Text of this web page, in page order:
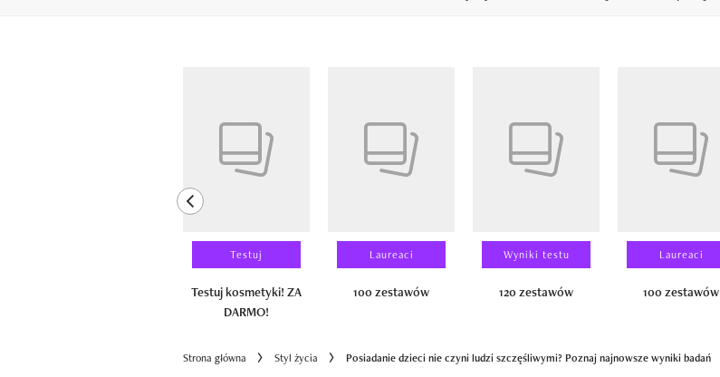
previous element
Testuj
Testuj kosmetyki! ZA
DARMO!
Laureaci
100 zestawów
Wyniki testu
120 zestawów
Laureaci
100 zestawów
Strona główna Styl życia Posiadanie dzieci nie czyni ludzi szczęśliwymi? Poznaj najnowsze wyniki badań